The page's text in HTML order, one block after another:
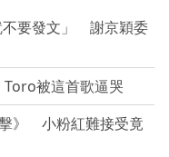
不要發文」 謝京穎委
被這首歌逼哭
》 小粉紅難接受竟